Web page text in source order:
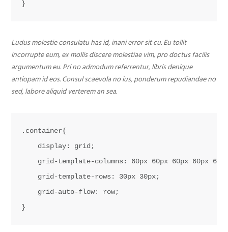
Ludus molestie consulatu has id, inani error sit cu. Eu tollit
incorrupte eum, ex mollis discere molestiae vim, pro doctus facilis
argumentum eu. Pri no admodum referrentur, libris denique
antiopam id eos. Consul scaevola no ius, ponderum repudiandae no
sed, labore aliquid verterem an sea.
.container{
    display: grid;
grid-template-columns: 60px 60px 60px 60px
    grid-template-rows: 30px 30px;
    grid-auto-flow: row;